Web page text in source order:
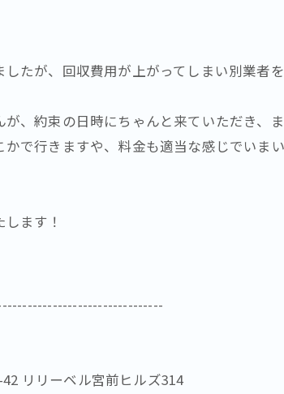
したが、回収費用が上がってしまい別業
、約束の日時にちゃんと来ていただき、
で行きますや、料金も適当な感じでいま
ます！
リリーベル宮前ヒルズ314